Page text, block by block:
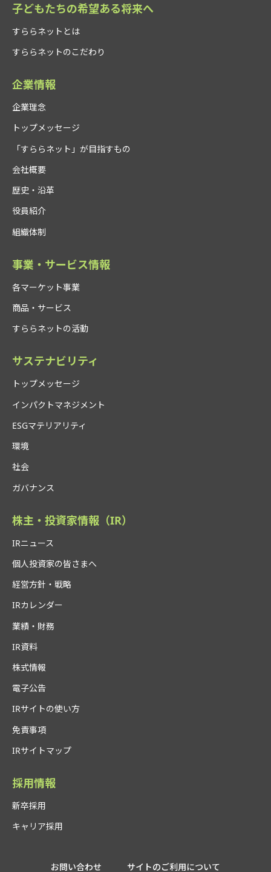
子どもたちの希望ある将来へ
すららネットとは
すららネットのこだわり
企業情報
企業理念
トップメッセージ
「すららネット」が目指すもの
会社概要
歴史・沿革
役員紹介
組織体制
事業・サービス情報
各マーケット事業
商品・サービス
すららネットの活動
サステナビリティ
トップメッセージ
インパクトマネジメント
ESGマテリアリティ
環境
社会
ガバナンス
株主・投資家情報（IR）
IRニュース
個人投資家の皆さまへ
経営方針・戦略
IRカレンダー
業績・財務
IR資料
株式情報
電子公告
IRサイトの使い方
免責事項
IRサイトマップ
採用情報
新卒採用
キャリア採用
お問い合わせ サイトのご利用について